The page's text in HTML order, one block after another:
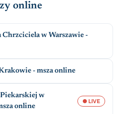
online
w Warszawie -
- msza online
w
online
● LIVE